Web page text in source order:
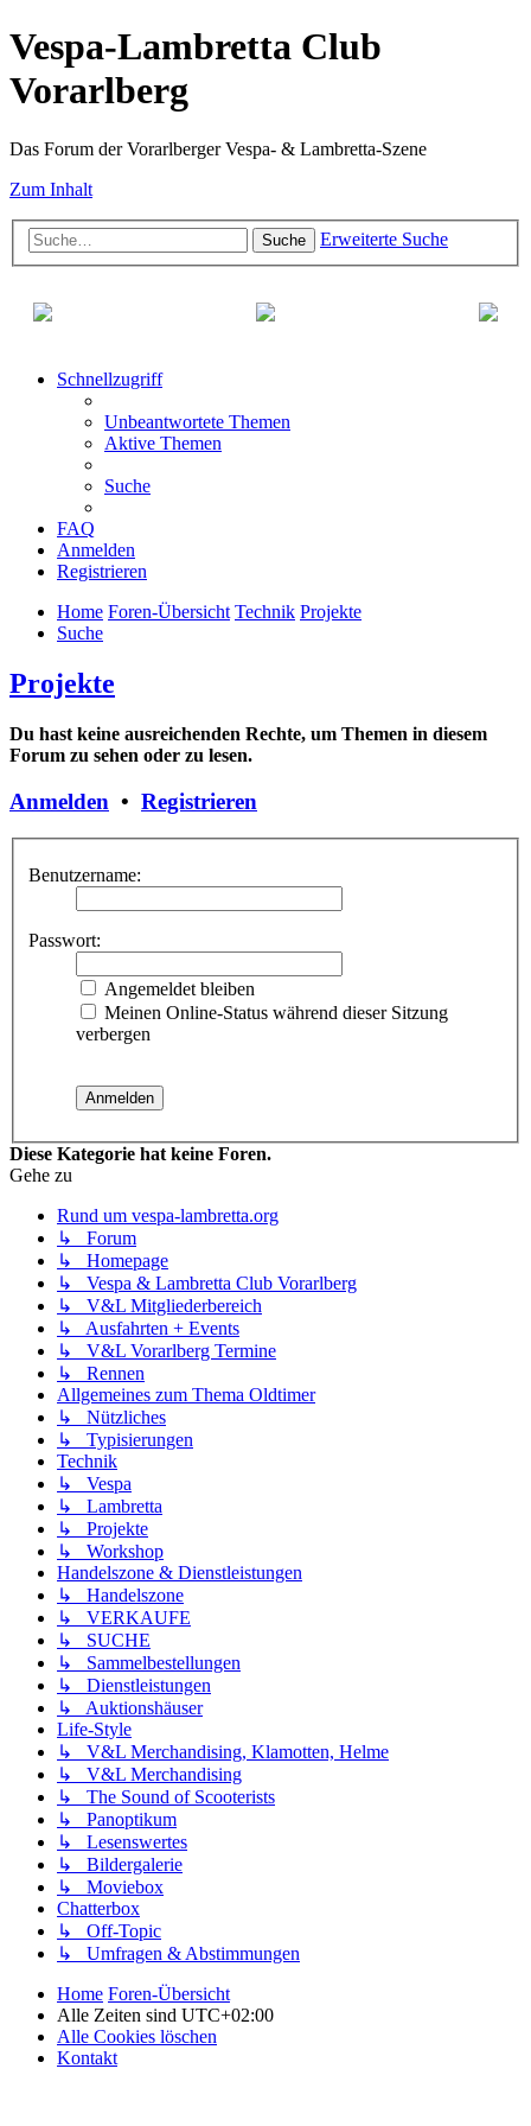
Vespa-Lambretta Club
Vorarlberg
Das Forum der Vorarlberger Vespa- & Lambretta-Szene
Zum Inhalt
Suche Erweiterte Suche
Schnellzugriff
Unbeantwortete Themen
Aktive Themen
Suche
FAQ
Anmelden
Registrieren
Home Foren-Übersicht Technik Projekte
Suche
Projekte
Du hast keine ausreichenden Rechte, um Themen in diesem
Forum zu sehen oder zu lesen.
Anmelden • Registrieren
Benutzername:
Passwort:
Angemeldet bleiben
Meinen Online-Status während dieser Sitzung
verbergen
Diese Kategorie hat keine Foren.
Gehe zu
Rund um vespa-lambretta.org
↳ Forum
↳ Homepage
↳ Vespa & Lambretta Club Vorarlberg
↳ V&L Mitgliederbereich
↳ Ausfahrten + Events
↳ V&L Vorarlberg Termine
↳ Rennen
Allgemeines zum Thema Oldtimer
↳ Nützliches
↳ Typisierungen
Technik
↳ Vespa
↳ Lambretta
↳ Projekte
↳ Workshop
Handelszone & Dienstleistungen
↳ Handelszone
↳ VERKAUFE
↳ SUCHE
↳ Sammelbestellungen
↳ Dienstleistungen
↳ Auktionshäuser
Life-Style
↳ V&L Merchandising, Klamotten, Helme
↳ V&L Merchandising
↳ The Sound of Scooterists
↳ Panoptikum
↳ Lesenswertes
↳ Bildergalerie
↳ Moviebox
Chatterbox
↳ Off-Topic
↳ Umfragen & Abstimmungen
Home Foren-Übersicht
Alle Zeiten sind UTC+02:00
Alle Cookies löschen
Kontakt